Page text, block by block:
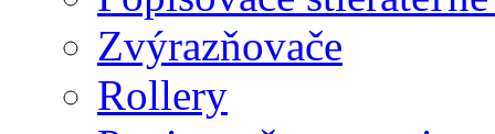
Zvýrazňovače
Rollery